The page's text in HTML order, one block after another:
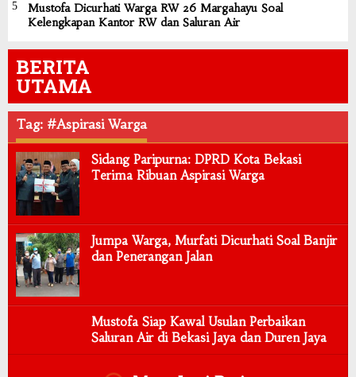
Mustofa Dicurhati Warga RW 26 Margahayu Soal
Kelengkapan Kantor RW dan Saluran Air
BERITA
UTAMA
Tag: #Aspirasi Warga
Sidang Paripurna: DPRD Kota Bekasi
Terima Ribuan Aspirasi Warga
Jumpa Warga, Murfati Dicurhati Soal Banjir
dan Penerangan Jalan
Mustofa Siap Kawal Usulan Perbaikan
Saluran Air di Bekasi Jaya dan Duren Jaya